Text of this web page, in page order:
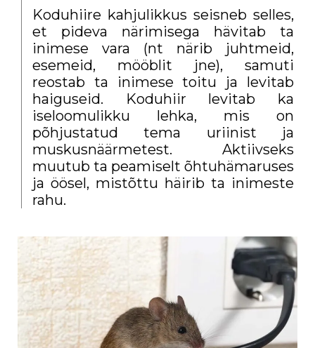
Koduhiire kahjulikkus seisneb selles,
et pideva närimisega hävitab ta
inimese vara (nt närib juhtmeid,
esemeid, mööblit jne), samuti
reostab ta inimese toitu ja levitab
haiguseid. Koduhiir levitab ka
iseloomulikku lehka, mis on
põhjustatud tema uriinist ja
muskusnäärmetest. Aktiivseks
muutub ta peamiselt õhtuhämaruses
ja öösel, mistõttu häirib ta inimeste
rahu.